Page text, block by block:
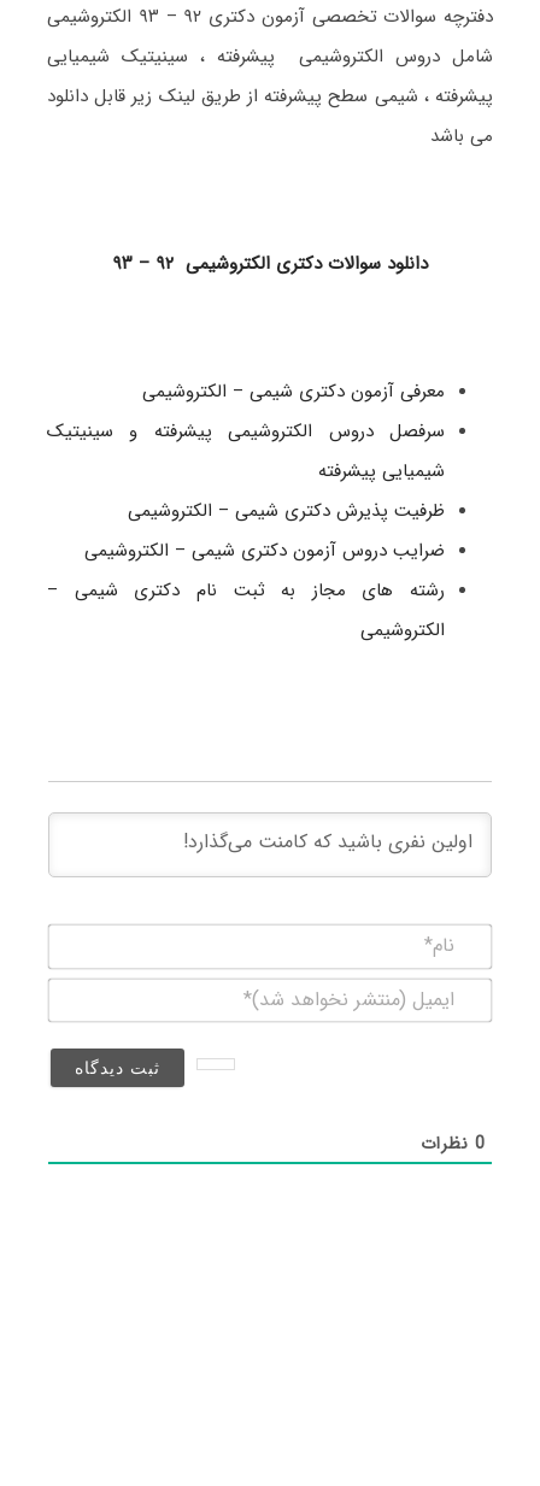
دفترچه سوالات تخصصی آزمون دکتری ۹۲ – ۹۳ الکتروشیمی
شامل دروس الکتروشیمی پیشرفته ، سینیتیک شیمیایی
پیشرفته ، شیمی سطح پیشرفته از طریق لینک زیر قابل دانلود
می باشد
دانلود سوالات دکتری الکتروشیمی ۹۲ – ۹۳
معرفی آزمون دکتری شیمی – الکتروشیمی
سرفصل دروس الکتروشیمی پیشرفته و سینیتیک
شیمیایی پیشرفته
ظرفیت پذیرش دکتری شیمی – الکتروشیمی
ضرایب دروس آزمون دکتری شیمی – الکتروشیمی
رشته های مجاز به ثبت نام دکتری شیمی –
الکتروشیمی
(منتشر
0نظرات